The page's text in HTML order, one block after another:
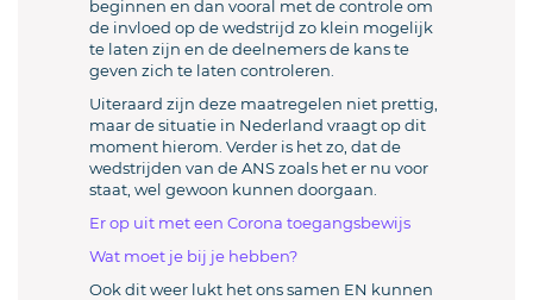
beginnen en dan vooral met de controle om
de invloed op de wedstrijd zo klein mogelijk
te laten zijn en de deelnemers de kans te
geven zich te laten controleren.
Uiteraard zijn deze maatregelen niet prettig,
maar de situatie in Nederland vraagt op dit
moment hierom. Verder is het zo, dat de
wedstrijden van de ANS zoals het er nu voor
staat, wel gewoon kunnen doorgaan.
Er op uit met een Corona toegangsbewijs
Wat moet je bij je hebben?
Ook dit weer lukt het ons samen EN kunnen